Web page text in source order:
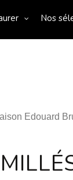
Nos
Edouard